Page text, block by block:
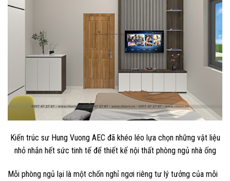
Kiến trúc sư Hung Vuong AEC đã khéo léo lựa chọn những vật liệu
nhỏ nhắn hết sức tinh tế để thiết kế nội thất phòng ngủ nhà ống
Mỗi phòng ngủ lại là một chốn nghỉ ngơi riêng tư lý tưởng của mỗi